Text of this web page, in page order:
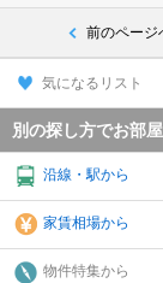
前のページ
気になるリスト
別の探し方でお部
沿線・駅から
家賃相場から
物件特集から